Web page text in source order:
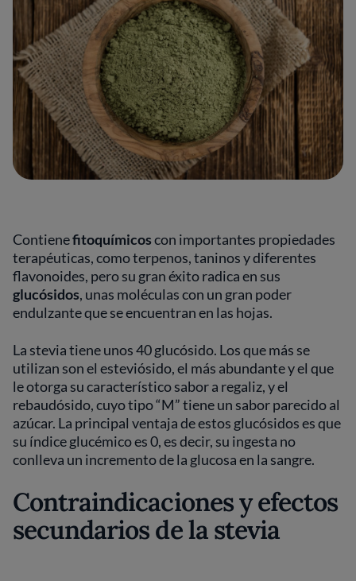
Contienefitoquímicoscon importantes propiedades
terapéuticas, como terpenos, taninos y diferentes
flavonoides, pero su gran éxito radica en sus
glucósidos, unas moléculas con un gran poder
endulzante que se encuentran en las hojas.
La stevia tiene unos 40 glucósido. Los que más se
utilizan son el esteviósido, el más abundante y el que
le otorga su característico sabor a regaliz, y el
rebaudósido, cuyo tipo “M” tiene un sabor parecido al
azúcar. La principal ventaja de estos glucósidos es que
su índice glucémico es 0, es decir, su ingesta no
conlleva un incremento de la glucosa en la sangre.
Contraindicaciones y efectos
secundarios de la stevia